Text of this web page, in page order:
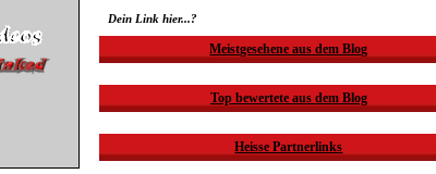
Dein Link hier...?
Meistgesehene aus dem Blog
Top bewertete aus dem Blog
Heisse Partnerlinks